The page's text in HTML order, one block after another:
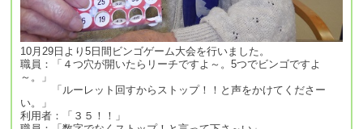
10月29日より5日間ビンゴゲーム大会を行いました。
職員：「４つ穴が開いたらリーチですよ～。5つでビンゴですよ
～。」
「ルーレット回すからストップ！！と声をかけてくださー
い。」
利用者：「３５！！」